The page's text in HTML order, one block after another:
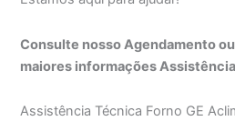
Consulte nosso Agendamento
maiores informações
Assistência Técnica Forno GE